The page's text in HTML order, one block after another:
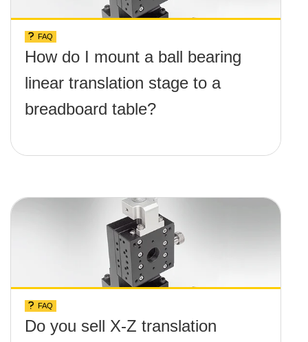
FAQ
How do I mount a ball bearing
linear translation stage to a
breadboard table?
FAQ
Do you sell X-Z translation